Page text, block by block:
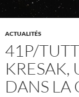
ACTUALITÉS
41P/
KRESAK,
DANS LA